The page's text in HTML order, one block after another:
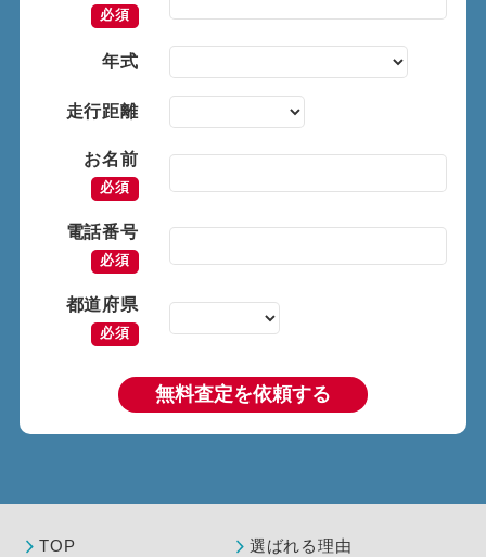
必須
年式
走行距離
お名前
必須
電話番号
必須
都道府県
必須
無料査定を依頼する
TOP
選ばれる理由